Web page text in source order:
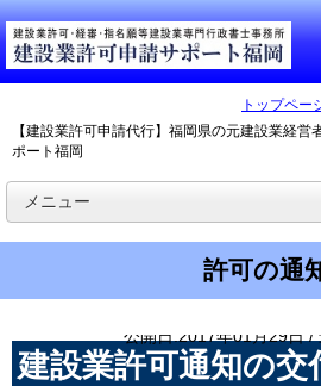
トップペー
【建設業許可申請代行】福岡県の元建設業経
ポート福岡
許可の通
公開日:2017年01月29日 /
建設業許可通知の交